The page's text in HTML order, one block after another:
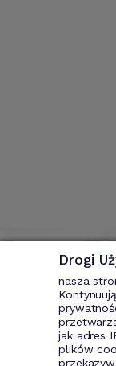
Bizin - System
dokumentów
MP, rachunki
Drogi
nasza
jak adres
plików